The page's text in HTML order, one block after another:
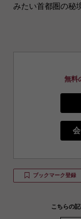
みたい首都圏の
無料
ブックマーク登録
こちらの